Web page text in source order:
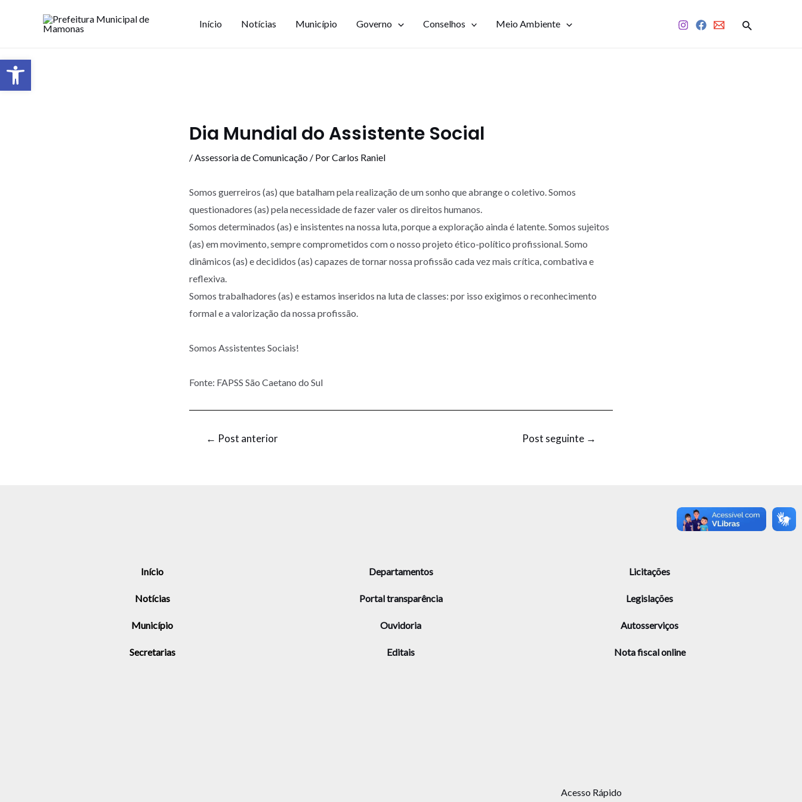
Início Notícias Município Governo Conselhos Meio Ambiente
Dia Mundial do Assistente Social
/Assessoria de Comunicação / PorCarlos Raniel
Somos guerreiros (as) que batalham pela realização de um sonho que abrange o coletivo. Somos
questionadores (as) pela necessidade de fazer valer os direitos humanos.
Somos determinados (as) e insistentes na nossa luta, porque a exploração ainda é latente. Somos sujeitos
(as) em movimento, sempre comprometidos com o nosso projeto ético-político profissional. Somo
dinâmicos (as) e decididos (as) capazes de tornar nossa profissão cada vez mais crítica, combativa e
reflexiva.
Somos trabalhadores (as) e estamos inseridos na luta de classes: por isso exigimos o reconhecimento
formal e a valorização da nossa profissão.
Somos Assistentes Sociais!
Fonte: FAPSS São Caetano do Sul
← Post anterior Post seguinte →
Início
Notícias
Município
Secretarias
Departamentos
Portal transparência
Ouvidoria
Editais
Licitações
Legislações
Autosserviços
Nota fiscal online
Acesso Rápido
Barra de Ferramentas Aberta